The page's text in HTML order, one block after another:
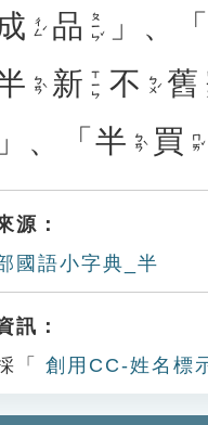
ㄔㄥˊ 品 ㄆㄧㄣˇ 」、「
ㄅㄢˋ 新 ㄒㄧㄣ 不 ㄅㄨˊ 舊
」、「 半 ㄅㄢˋ 買 ㄇㄞˇ
源：
國語小字典_半
訊：
「
創用CC-姓名標